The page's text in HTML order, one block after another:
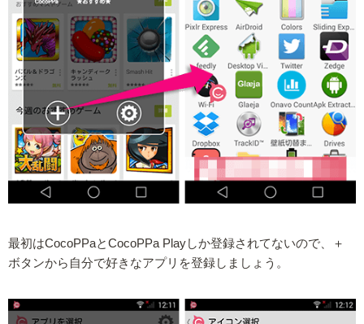
最初はCocoPPaとCocoPPa Playしか登録されてないので、＋
ボタンから自分で好きなアプリを登録しましょう。